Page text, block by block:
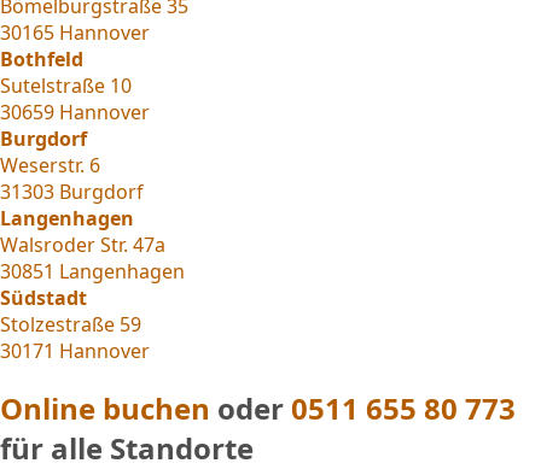
Bömelburgstraße 35
30165 Hannover
Bothfeld
Sutelstraße 10
30659 Hannover
Burgdorf
Weserstr. 6
31303 Burgdorf
Langenhagen
Walsroder Str. 47a
30851 Langenhagen
Südstadt
Stolzestraße 59
30171 Hannover
Online buchen oder0511 655 80 773
für alle Standorte